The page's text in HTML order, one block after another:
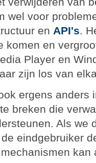
wel voor
en API's.
komen en
Player en
zijn los van
ergens anders
breken die
Als we
eindgebruiker
kan